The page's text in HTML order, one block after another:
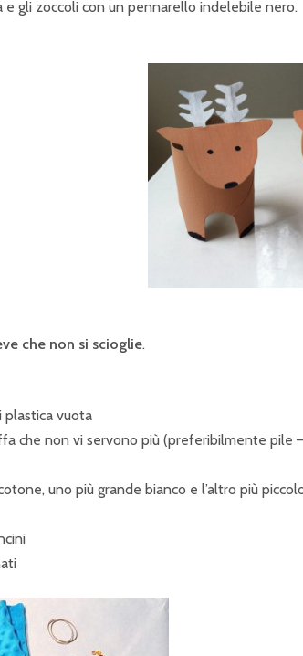
gli zoccoli con un pennarello indelebile nero.
che non si scioglie.
vuota
che non vi servono più (preferibilmente pile –
uno più grande bianco e l’altro più